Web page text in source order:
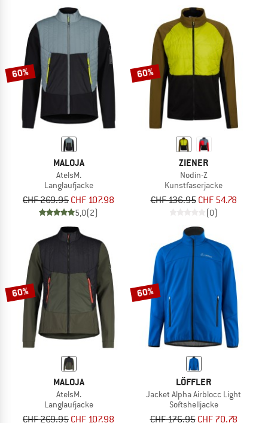
60%
MALOJA
AtelsM.
Langlaufjacke
CHF 269.95 CHF 107.98
5,0(2)
60%
ZIENER
Nodin-Z
Kunstfaserjacke
CHF 136.95 CHF 54.78
(0)
60%
MALOJA
AtelsM.
Langlaufjacke
CHF 269.95 CHF 107.98
60%
LÖFFLER
Jacket Alpha Airblocc Light
Softshelljacke
CHF 176.95 CHF 70.78